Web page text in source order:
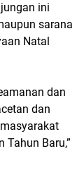
ini
sarana
Natal
dan
dan
Baru,”